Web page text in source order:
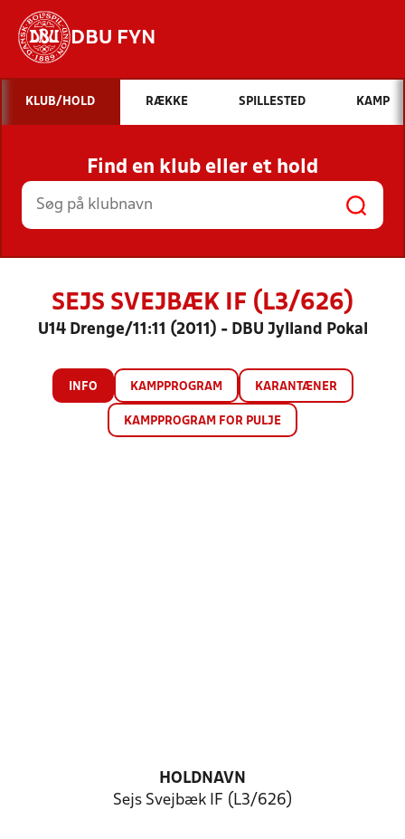
DBU FYN
Hvad vil du søge efter?
INDHOLD OG NYHEDER
STILLINGER, RESULTATER, KLUBBER OG
HOLD
KLUB/HOLD RÆKKE SPILLESTED KAMP
Find en klub eller et hold
SEJS SVEJBÆK IF (L3/626)
U14 Drenge/11:11 (2011) - DBU Jylland Pokal
INFO KAMPPROGRAM KARANTÆNER
KAMPPROGRAM FOR PULJE
HOLDNAVN
Sejs Svejbæk IF (L3/626)